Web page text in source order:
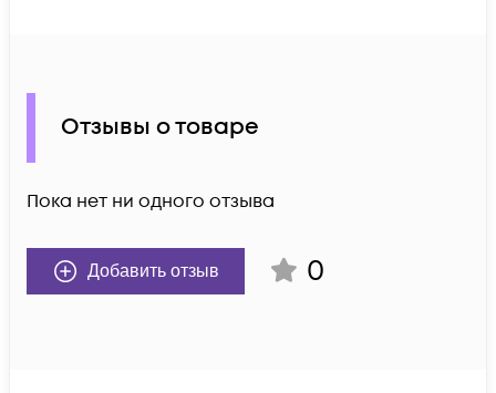
Отзывы о товаре
Пока нет ни одного отзыва
Добавить отзыв 0